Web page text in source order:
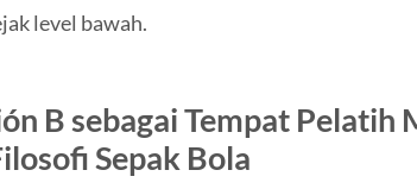
level bawah.
B sebagai Tempat Pelatih
Sepak Bola